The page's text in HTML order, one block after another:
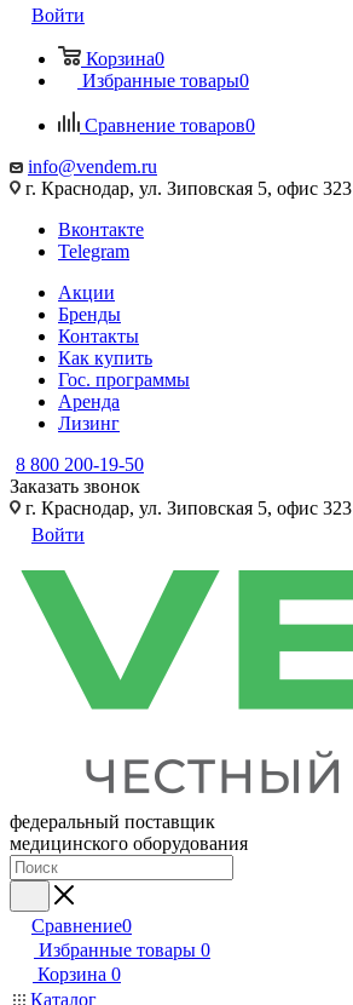
Войти
Корзина0
Избранные товары0
Сравнение товаров0
info@vendem.ru
г. Краснодар, ул. Зиповская 5, офис 323
Вконтакте
Telegram
Акции
Бренды
Контакты
Как купить
Гос. программы
Аренда
Лизинг
8 800 200-19-50
Заказать звонок
г. Краснодар, ул. Зиповская 5, офис 323
Войти
федеральный поставщик
медицинского оборудования
Сравнение0
Избранные товары 0
Корзина 0
Каталог